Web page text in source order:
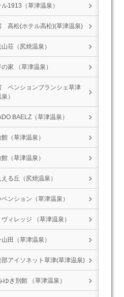
1913（草津温泉）
高松(ホテル高松)(草津温泉)
荘（尻焼温泉）
家 （草津温泉）
ペンションブランシェ草津
）
BAELZ（草津温泉）
（草津温泉）
（草津温泉）
る丘（尻焼温泉）
ンション（草津温泉）
ィレッジ （草津温泉）
田（草津温泉）
部アイソネット草津(草津温泉)
ゆき別館 （草津温泉）